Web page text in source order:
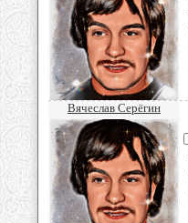
Вячеслав Серёгин